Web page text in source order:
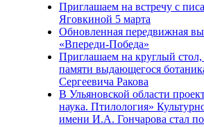
Приглашаем на встречу с
Яговкиной 5 марта
Обновленная передвижная
«Впереди-Победа»
Приглашаем на круглый
памяти выдающегося
Сергеевича Ракова
В Ульяновской области
наука. Птилология»
имени И.А. Гончарова стал